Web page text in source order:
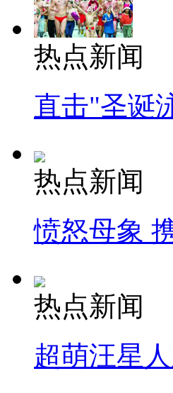
热点新闻
直击"圣诞
热点新闻
愤怒母象
热点新闻
超萌汪星